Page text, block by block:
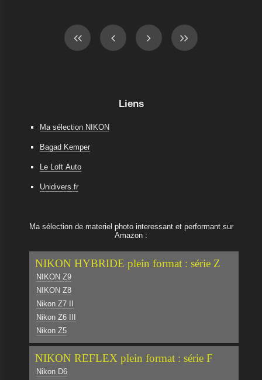
Liens
Ma sélection NIKON
Bagad Kemper
Le Loft Auto
Unidivers.fr
Ma sélection de materiel photo interessant et performant sur
Amazon :
NIKON HYBRIDE plein format : série Z
NIKON Z9
NIKON Z8
Nikon Z7 II
Nikon Z6 III
Nikon Z5
NIKON REFLEX plein format : série F
Nikon D6